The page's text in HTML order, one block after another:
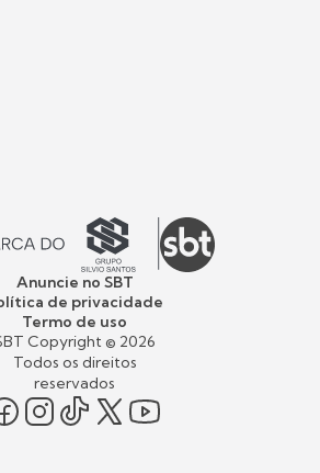
Anuncie no SBT
de privacidade
Termo de uso
Copyright © 2026
Todos os direitos
reservados